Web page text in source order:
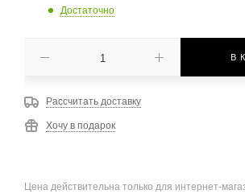
Достаточно
В
Рассчитать доставку
Хочу в подарок
Цена действительна только для интернет-